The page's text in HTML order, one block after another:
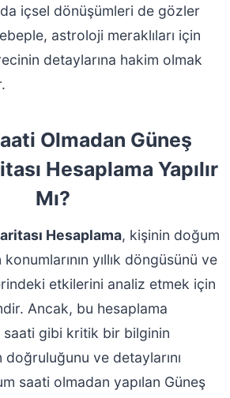
içsel dönüşümleri de gözler
astroloji meraklıları için
detaylarına hakim olmak
Olmadan Güneş
Hesaplama Yapılır
Mı?
Hesaplama, kişinin doğum
yıllık döngüsünü ve
etkilerini analiz etmek için
Ancak, bu hesaplama
gibi kritik bir bilginin
doğruluğunu ve detaylarını
saati olmadan yapılan Güneş